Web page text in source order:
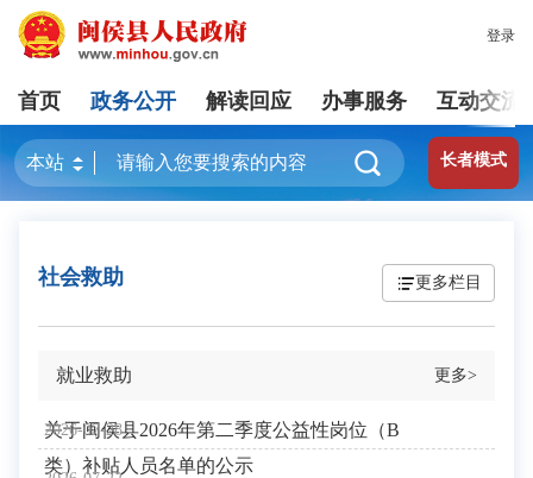
登录
首页 政务公开 解读回应 办事服务 互动交流
长者模式
社会救助 更多栏目
就业救助 更多>
2026-07-28
关于闽侯县2026年第二季度公益性岗位（B
类）补贴人员名单的公示